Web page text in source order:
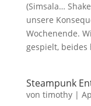
(Simsala…
unsere
Wochenende.
gespielt, beides
Steampunk
von timothy|